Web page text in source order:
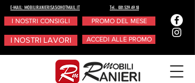
E-MAIL: MOBILIRANIERISAS@HOTMAIL.IT Tel.. 081.529.49.18
I NOSTRI CONSIGLI
I NOSTRI LAVORI
PROMO DEL MESE
ACCEDI ALLE PROMO